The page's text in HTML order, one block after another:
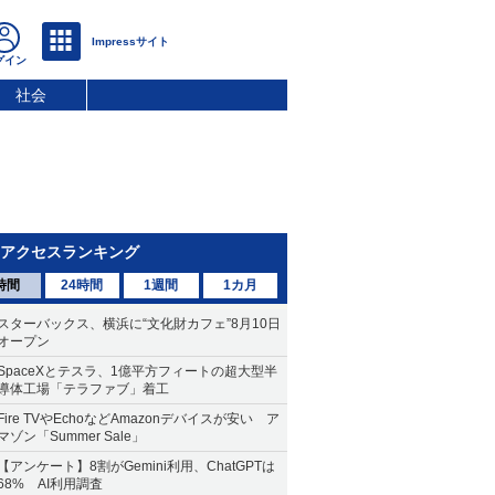
社会
アクセスランキング
間 24時間 1週間 1カ月
ターバックス、横浜に“文化財カフェ”8月10日
ープン
とテスラ、1億平方フィートの超大型半
体工場「テラファブ」着工
TVやEchoなどAmazonデバイスが安い ア
ゾン「Summer Sale」
アンケート】8割がGemini利用、ChatGPTは
AI利用調査